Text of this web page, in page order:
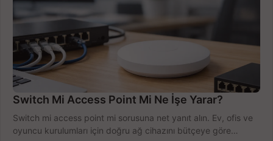
Switch Mi Access Point Mi Ne İşe Yarar?
Switch mi access point mi sorusuna net yanıt alın. Ev, ofis ve
oyuncu kurulumları için doğru ağ cihazını bütçeye göre